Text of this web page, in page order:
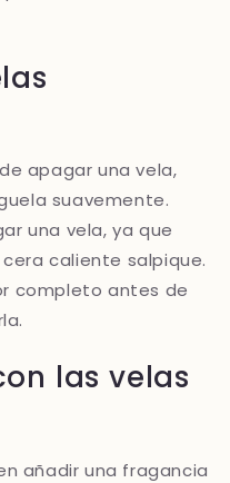
apagar una vela,
suavemente.
una vela, ya que
caliente salpique.
completo antes de
las velas
añadir una fragancia